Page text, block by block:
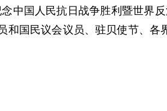
国人民抗日战争胜利暨世界
国民议会议员、驻贝使节、各